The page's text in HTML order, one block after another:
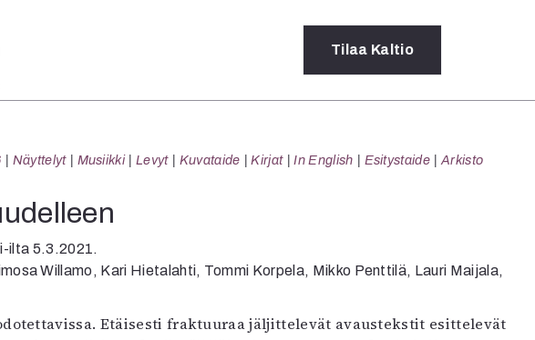
Tilaus ja
Yhteistyössä
Toimitus
Mediatiedot
Kaltio ry
Tilaa Kaltio
Näyttelyt Musiikki Levyt Kuvataide Kirjat In English Esitystaide Arkisto
ilta 5.3.2021.
Willamo, Kari Hietalahti, Tommi Korpela, Mikko Penttilä, Lauri Maijala,
Etäisesti fraktuuraa jäljittelevät avaustekstit esittelevät